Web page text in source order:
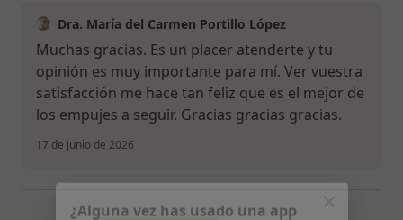
Dra. María del Carmen Portillo López
Muchas gracias. Es un placer atenderte y tu
opinión es muy importante para mí. Ver vuestra
satisfacción me hace tan feliz que es el mejor de
los empujes a seguir. Gracias gracias gracias.
17 de junio de 2026
¿Alguna vez has usado una app